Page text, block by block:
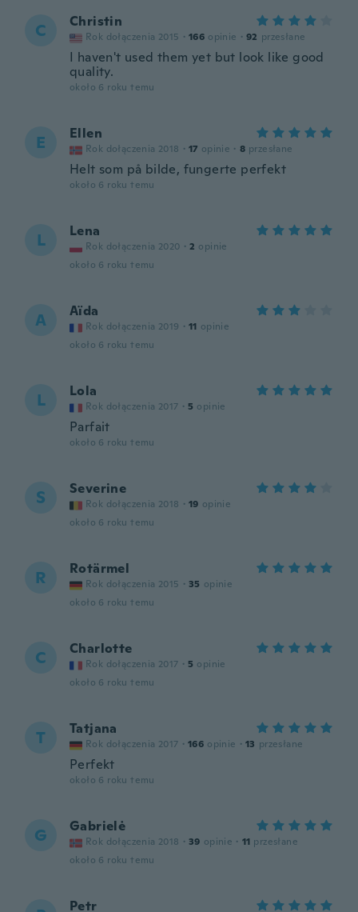
C Christin
Rok dołączenia 2015 · 166 opinie · 92 przesłane
I haven't used them yet but look like good
quality.
około 6 roku temu
E Ellen
Rok dołączenia 2018 · 17 opinie · 8 przesłane
Helt som på bilde, fungerte perfekt
około 6 roku temu
L Lena
Rok dołączenia 2020 · 2 opinie
około 6 roku temu
A Aïda
Rok dołączenia 2019 · 11 opinie
około 6 roku temu
L Lola
Rok dołączenia 2017 · 5 opinie
Parfait
około 6 roku temu
S Severine
Rok dołączenia 2018 · 19 opinie
około 6 roku temu
R Rotärmel
Rok dołączenia 2015 · 35 opinie
około 6 roku temu
C Charlotte
Rok dołączenia 2017 · 5 opinie
około 6 roku temu
T Tatjana
Rok dołączenia 2017 · 166 opinie · 13 przesłane
Perfekt
około 6 roku temu
G Gabrielė
Rok dołączenia 2018 · 39 opinie · 11 przesłane
około 6 roku temu
Petr